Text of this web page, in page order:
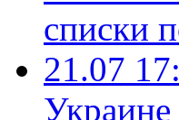
списки
21.07